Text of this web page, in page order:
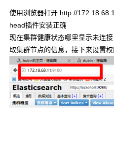
使用浏览器打开 http://
head插件安装正确
现在集群健康状态哪里显示未连
取集群节点的信息，接下来设置权